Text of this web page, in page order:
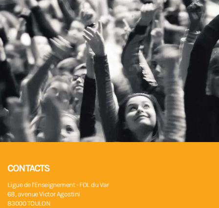
CONTACTS
Ligue de l'Enseignement - FOL du Var
68, avenue Victor Agostini
83000 TOULON